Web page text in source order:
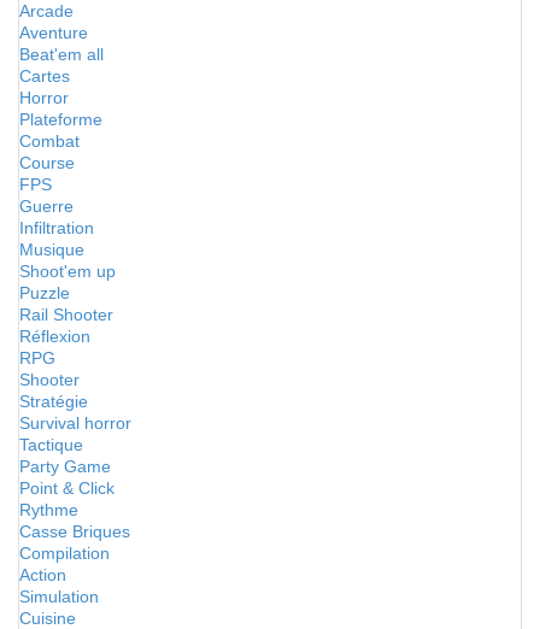
Arcade
Aventure
Beat'em all
Cartes
Horror
Plateforme
Combat
Course
FPS
Guerre
Infiltration
Musique
Shoot'em up
Puzzle
Rail Shooter
Réflexion
RPG
Shooter
Stratégie
Survival horror
Tactique
Party Game
Point & Click
Rythme
Casse Briques
Compilation
Action
Simulation
Cuisine